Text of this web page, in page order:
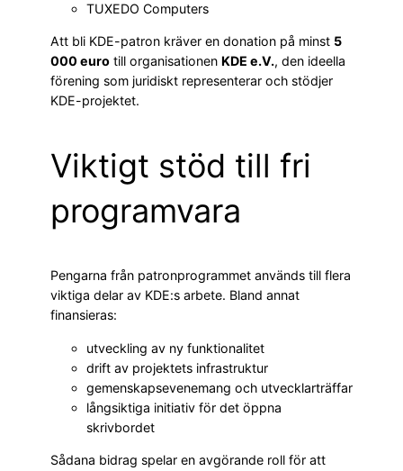
TUXEDO Computers
Att bli KDE-patron kräver en donation på minst 5
000 euro till organisationen KDE e.V., den ideella
förening som juridiskt representerar och stödjer
KDE-projektet.
Viktigt stöd till fri
programvara
Pengarna från patronprogrammet används till flera
viktiga delar av KDE:s arbete. Bland annat
finansieras:
utveckling av ny funktionalitet
drift av projektets infrastruktur
gemenskapsevenemang och utvecklarträffar
långsiktiga initiativ för det öppna
skrivbordet
Sådana bidrag spelar en avgörande roll för att